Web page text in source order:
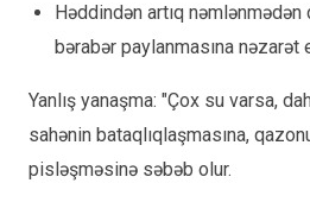
Həddindən artıq
bərabər paylanmasına nəzarət
Yanlış yanaşma: "Çox su varsa,
sahənin bataqlıqlaşmasına,
pisləşməsinə səbəb olur.